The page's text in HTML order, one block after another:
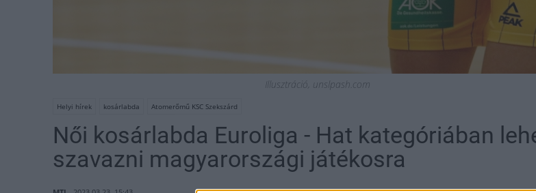
Illusztráció, unslpash.com
Helyi hírek kosárlabda Atomerőmű KSC Szekszárd
Női kosárlabda Euroliga - Hat kategóriában
szavazni magyarországi játékosra